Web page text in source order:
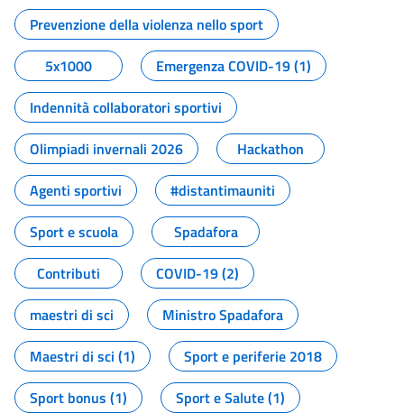
Tutti i contenuti della pagina
Prevenzione della violenza nello sport
5x1000
Emergenza COVID-19 (1)
Indennità collaboratori sportivi
Olimpiadi invernali 2026
Hackathon
Agenti sportivi
#distantimauniti
Sport e scuola
Spadafora
Contributi
COVID-19 (2)
maestri di sci
Ministro Spadafora
Maestri di sci (1)
Sport e periferie 2018
Sport bonus (1)
Sport e Salute (1)